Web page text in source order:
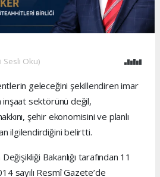
Sesli Oku)
geleceğini şekillendiren imar
inşaat sektörünü değil,
şehir ekonomisini ve planlı
ilgilendirdiğini belirtti.
Bakanlığı tarafından 11
sayılı Resmî Gazete’de